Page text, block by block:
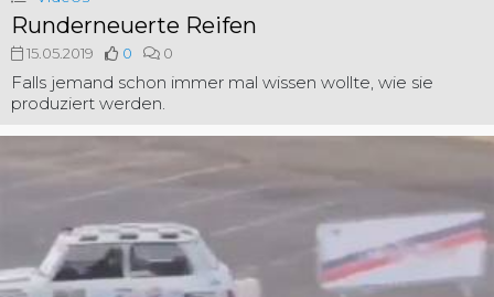
Runderneuerte Reifen
15.05.2019 0 0
Falls jemand schon immer mal wissen wollte, wie sie
produziert werden.